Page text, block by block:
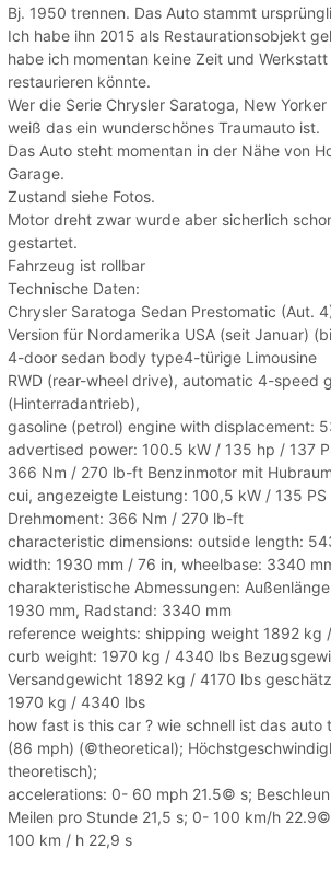
Bj. 1950 trennen. Das Auto stammt
Ich habe ihn 2015 als Restaurationsobjekt
habe ich momentan keine Zeit und Werkstatt
restaurieren könnte.
Wer die Serie Chrysler Saratoga, New
weiß das ein wunderschönes Traumauto ist.
Das Auto steht momentan in der Nähe von
Garage.
Zustand siehe Fotos.
Motor dreht zwar wurde aber sicherlich
gestartet.
Fahrzeug ist rollbar
Technische Daten:
Chrysler Saratoga Sedan Prestomatic (Aut.
Version für Nordamerika USA (seit Januar)
4-door sedan body type4-türige Limousine
RWD (rear-wheel drive), automatic 4-speed
(Hinterradantrieb),
gasoline (petrol) engine with displacement:
advertised power: 100.5 kW / 135 hp / 137
366 Nm / 270 lb-ft Benzinmotor mit
cui, angezeigte Leistung: 100,5 kW / 135 PS
Drehmoment: 366 Nm / 270 lb-ft
characteristic dimensions: outside length:
width: 1930 mm / 76 in, wheelbase: 3340
charakteristische Abmessungen:
1930 mm, Radstand: 3340 mm
reference weights: shipping weight 1892 kg
curb weight: 1970 kg / 4340 lbs
Versandgewicht 1892 kg / 4170 lbs
1970 kg / 4340 lbs
how fast is this car ? wie schnell ist das
(86 mph) (©theoretical);
theoretisch);
accelerations: 0- 60 mph 21.5© s;
Meilen pro Stunde 21,5 s; 0- 100 km/h
100 km / h 22,9 s